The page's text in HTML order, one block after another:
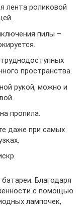
лента роликовой
пилы –
пространства.
рукой, можно и
пропила.
даже при самых
Благодаря
с помощью
лампочек,